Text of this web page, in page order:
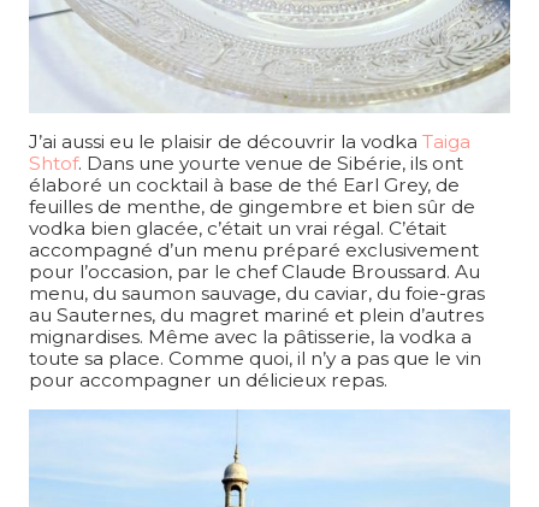
J’ai aussi eu le plaisir de découvrir la vodka Taiga
Shtof. Dans une yourte venue de Sibérie, ils ont
élaboré un cocktail à base de thé Earl Grey, de
feuilles de menthe, de gingembre et bien sûr de
vodka bien glacée, c’était un vrai régal. C’était
accompagné d’un menu préparé exclusivement
pour l’occasion, par le chef Claude Broussard. Au
menu, du saumon sauvage, du caviar, du foie-gras
au Sauternes, du magret mariné et plein d’autres
mignardises. Même avec la pâtisserie, la vodka a
toute sa place. Comme quoi, il n’y a pas que le vin
pour accompagner un délicieux repas.